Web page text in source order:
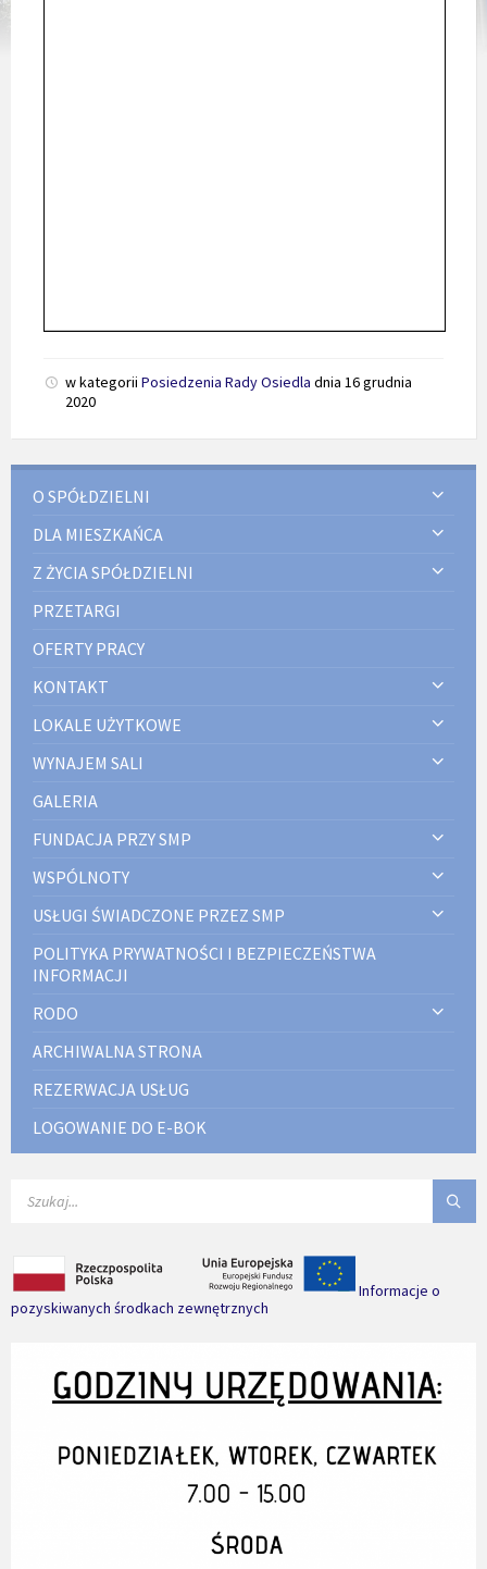
w kategorii Posiedzenia Rady Osiedla dnia 16 grudnia
2020
O SPÓŁDZIELNI
DLA MIESZKAŃCA
Z ŻYCIA SPÓŁDZIELNI
PRZETARGI
OFERTY PRACY
KONTAKT
LOKALE UŻYTKOWE
WYNAJEM SALI
GALERIA
FUNDACJA PRZY SMP
WSPÓLNOTY
USŁUGI ŚWIADCZONE PRZEZ SMP
POLITYKA PRYWATNOŚCI I BEZPIECZEŃSTWA
INFORMACJI
RODO
ARCHIWALNA STRONA
REZERWACJA USŁUG
LOGOWANIE DO E-BOK
Informacje o
pozyskiwanych środkach zewnętrznych